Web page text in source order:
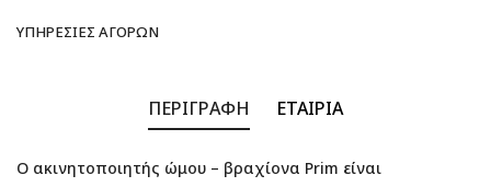
ΥΠΗΡΕΣΊΕΣ ΑΓΟΡΏΝ
ΠΕΡΙΓΡΑΦΉ ΕΤΑΙΡΊΑ
Ο ακινητοποιητής ώμου – βραχίονα Prim είναι